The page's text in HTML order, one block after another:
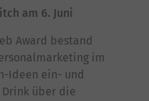
am 6. Juni
Award bestand
im
Ideen ein- und
Drink über die